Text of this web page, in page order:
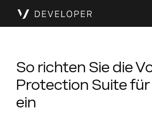
So richten Sie die
Protection Suite
ein